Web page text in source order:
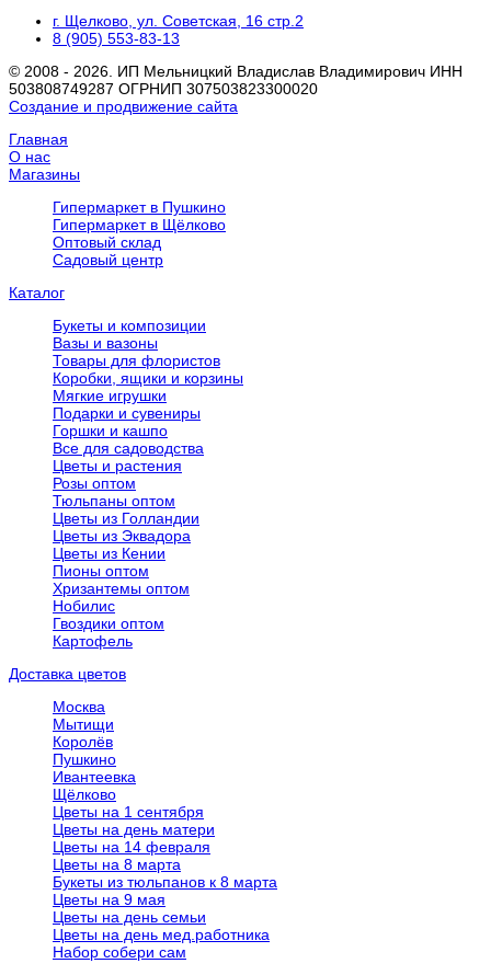
г. Щелково, ул. Советская, 16 стр.2
8 (905) 553-83-13
© 2008 - 2026. ИП Мельницкий Владислав Владимирович ИНН
503808749287 ОГРНИП 307503823300020
Создание и продвижение сайта
Главная
О нас
Магазины
Гипермаркет в Пушкино
Гипермаркет в Щёлково
Оптовый склад
Садовый центр
Каталог
Букеты и композиции
Вазы и вазоны
Товары для флористов
Коробки, ящики и корзины
Мягкие игрушки
Подарки и сувениры
Горшки и кашпо
Все для садоводства
Цветы и растения
Розы оптом
Тюльпаны оптом
Цветы из Голландии
Цветы из Эквадора
Цветы из Кении
Пионы оптом
Хризантемы оптом
Нобилис
Гвоздики оптом
Картофель
Доставка цветов
Москва
Мытищи
Королёв
Пушкино
Ивантеевка
Щёлково
Цветы на 1 сентября
Цветы на день матери
Цветы на 14 февраля
Цветы на 8 марта
Букеты из тюльпанов к 8 марта
Цветы на 9 мая
Цветы на день семьи
Цветы на день мед.работника
Набор собери сам